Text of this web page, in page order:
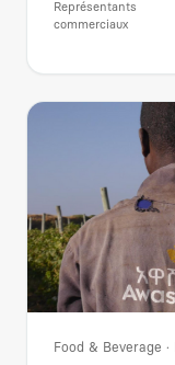
Représentants
commerciaux
Food & Beverage ·